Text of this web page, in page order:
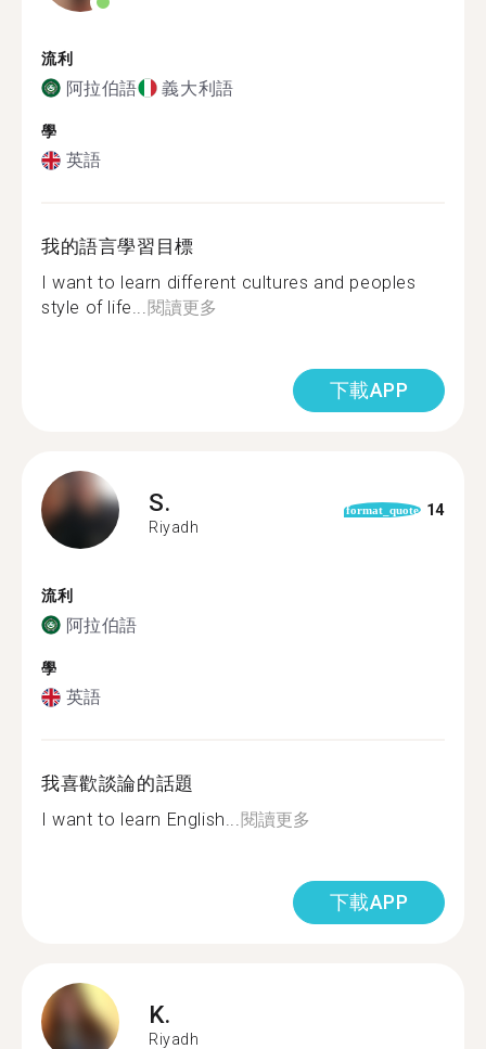
流利
阿拉伯語 義大利語
學
英語
我的語言學習目標
I want to learn different cultures and peoples
style of life...閱讀更多
下載APP
S.
Riyadh
format_quote 14
流利
阿拉伯語
學
英語
我喜歡談論的話題
I want to learn English...閱讀更多
下載APP
K.
Riyadh